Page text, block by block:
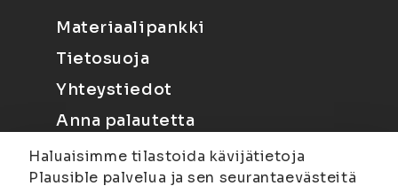
Materiaalipankki
Tietosuoja
Yhteystiedot
Anna palautetta
Haluaisimme tilastoida kävijätietoja
Plausible palvelua ja sen seurantaevästeitä